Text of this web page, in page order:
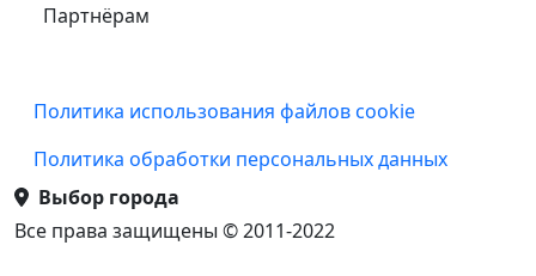
Партнёрам
Подвал
Политика использования файлов cookie
Политика обработки персональных данных
Выбор города
Все права защищены © 2011-2022